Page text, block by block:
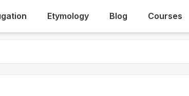
Etymology Blog Courses